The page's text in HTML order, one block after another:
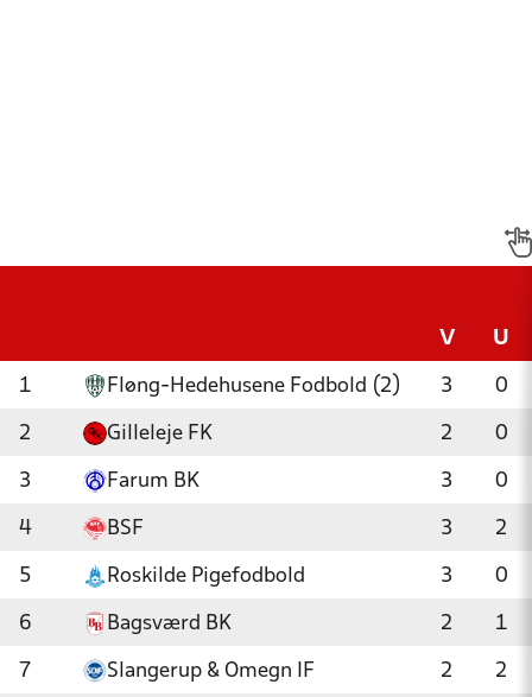
V U
1 Fløng-Hedehusene Fodbold (2) 3 0
2 Gilleleje FK 2 0
3 Farum BK 3 0
4 BSF 3 2
5 Roskilde Pigefodbold 3 0
6 Bagsværd BK 2 1
7 Slangerup & Omegn IF 2 2